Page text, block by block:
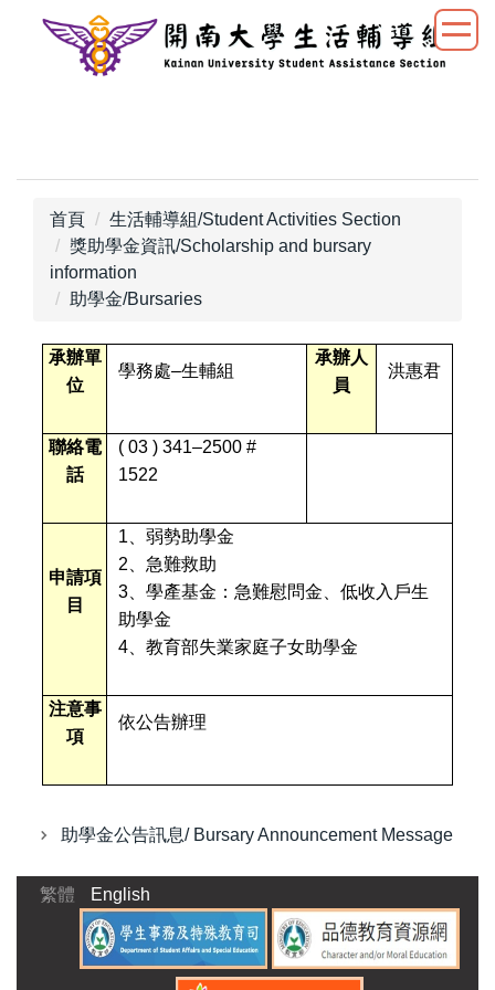
區
首頁
生活輔導組/Student Activities Section
獎助學金資訊/Scholarship and bursary
information
助學金/Bursaries
承辦單
位
學務處–生輔組
承辦人
員
洪惠君
聯絡電
話
( 03 ) 341–2500 #
1522
申請項
目
1 、弱勢助學金
2、急難救助
3、學產基金：急難慰問金、低收入戶生
助學金
4、教育部失業家庭子女助學金
注意事
項
依公告辦理
助學金公告訊息/ Bursary Announcement Message
繁體 English